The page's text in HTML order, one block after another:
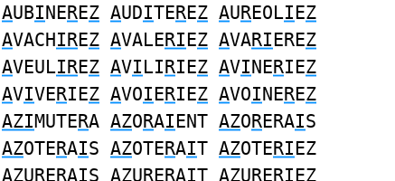
AUBINEREZ AUDITEREZ AUREOLIEZ
AVACHIREZ AVALERIEZ AVARIEREZ
AVEULIREZ AVILIRIEZ AVINERIEZ
AVIVERIEZ AVOIERIEZ AVOINEREZ
AZIMUTERA AZORAIENT AZORERAIS
AZOTERAIS AZOTERAIT AZOTERIEZ
AZURERAIS AZURERAIT AZURERIEZ